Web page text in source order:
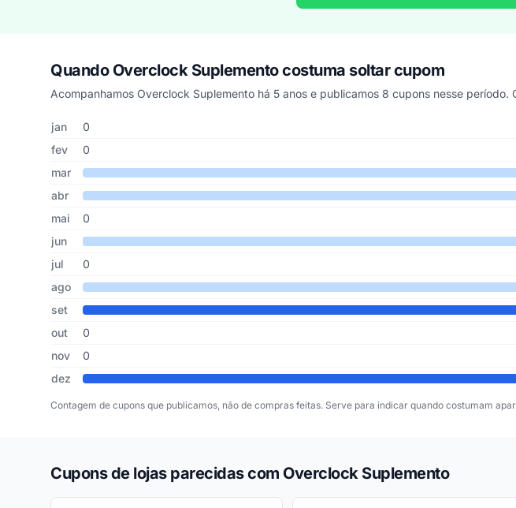
Quando Overclock Suplemento costuma soltar cupom
Acompanhamos Overclock Suplemento há 5 anos e publicamos 8 cupons nesse período.
Cupons de Overclock Suplemento publicados por mês, somando os últimos 5 anos
Mês Cupons publicados
jan
0
fev
0
mar
abr
mai
0
jun
jul
0
ago
set
out
0
nov
0
dez
Contagem de cupons que publicamos, não de compras feitas. Serve para indicar quando costumam
Cupons de lojas parecidas com Overclock Suplemento